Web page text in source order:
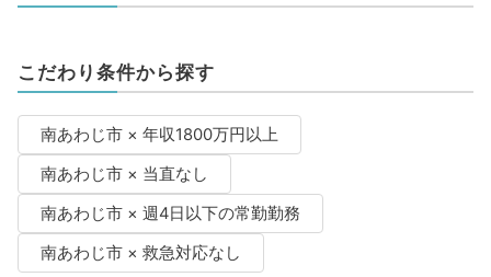
こだわり条件から探す
南あわじ市 × 年収1800万円以上
南あわじ市 × 当直なし
南あわじ市 × 週4日以下の常勤勤務
南あわじ市 × 救急対応なし